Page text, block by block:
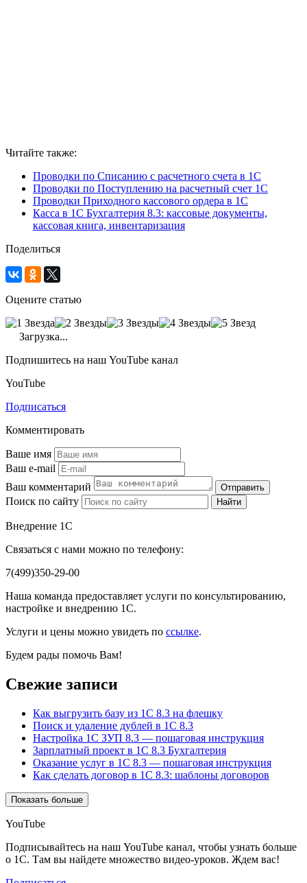
Читайте также:
Проводки по Списанию с расчетного счета в 1С
Проводки по Поступлению на расчетный счет 1С
Проводки Приходного кассового ордера в 1С
Касса в 1С Бухгалтерия 8.3: кассовые документы,
кассовая книга, инвентаризация
Поделиться
Оцените статью
Загрузка...
Подпишитесь на наш YouTube канал
YouTube
Подписаться
Комментировать
Ваше имя
Ваш e-mail
Ваш комментарий
Отправить
Поиск по сайту Найти
Внедрение 1С
Связаться с нами можно по телефону:
7(499)350-29-00
Наша команда предоставляет услуги по консультированию,
настройке и внедрению 1С.
Услуги и цены можно увидеть по ссылке.
Будем рады помочь Вам!
Свежие записи
Как выгрузить базу из 1С 8.3 на флешку
Поиск и удаление дублей в 1С 8.3
Настройка 1С ЗУП 8.3 — пошаговая инструкция
Зарплатный проект в 1С 8.3 Бухгалтерия
Оказание услуг в 1С 8.3 — пошаговая инструкция
Как сделать договор в 1С 8.3: шаблоны договоров
Показать больше
YouTube
Подписывайтесь на наш YouTube канал, чтобы узнать больше
о 1С. Там вы найдете множество видео-уроков. Ждем вас!